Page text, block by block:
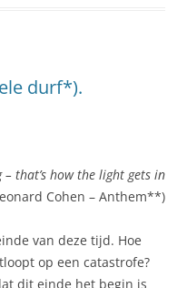
durf*).
that’s how the light gets in
Cohen – Anthem**)
van deze tijd. Hoe
op een catastrofe?
dit einde het begin is